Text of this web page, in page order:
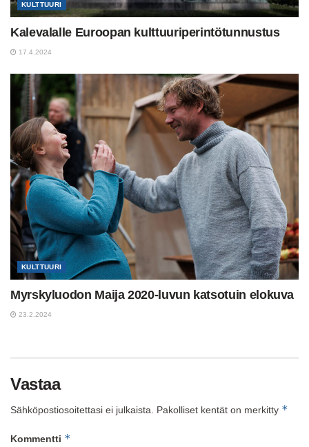
KULTTUURI
Kalevalalle Euroopan kulttuuriperintötunnustus
17.4.2024
KULTTUURI
Myrskyluodon Maija 2020-luvun katsotuin elokuva
23.2.2024
Vastaa
Sähköpostiosoitettasi ei julkaista. Pakolliset kentät on merkitty *
Kommentti *